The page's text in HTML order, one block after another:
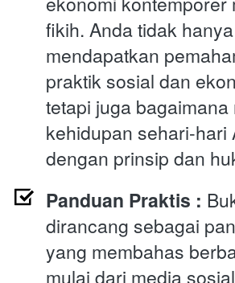
fikih. Anda tidak
mendapatkan
praktik sosial dan
tetapi juga
kehidupan sehari-hari
dengan prinsip dan
Panduan Praktis :
dirancang sebagai
yang membahas
mulai dari media